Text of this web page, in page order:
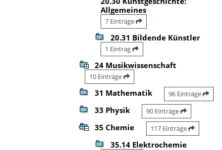
Allgemeines
7 Einträge
20.31 Bildende Künstler
1 Eintrag
24 Musikwissenschaft
10 Einträge
31 Mathematik 96 Einträge
33 Physik 90 Einträge
35 Chemie 117 Einträge
35.14 Elektrochemie